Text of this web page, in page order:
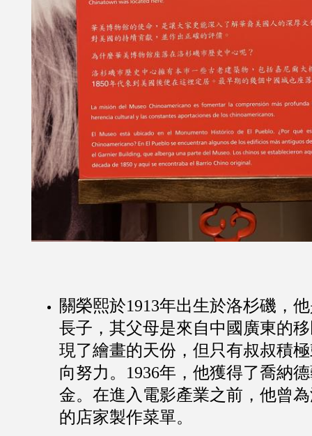
關榮熙於1913年出生於洛杉磯，
長子，其父母是來自中國廣東的
現了繪畫的天份，但只有叔叔積
向努力。1936年，他獲得了喬納
金。在進入電影產業之前，他曾
的店家製作菜單。